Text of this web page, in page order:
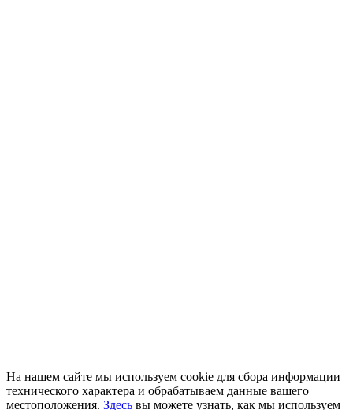
На нашем сайте мы используем cookie для сбора информации
технического характера и обрабатываем данные вашего
местоположения. Здесь вы можете узнать, как мы используем